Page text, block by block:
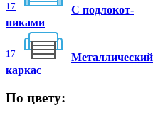
17
C подлокот-
никами
17
Металлический
каркас
По цвету: